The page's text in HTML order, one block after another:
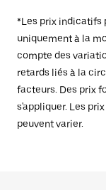
*Les prix indicatifs
uniquement à la
compte des
retards liés à la
facteurs. Des prix
s'appliquer. Les
peuvent varier.